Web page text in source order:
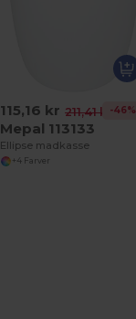
115,16 kr 211,41 kr-46%
Mepal 113133
Ellipse madkasse
+4 Farver